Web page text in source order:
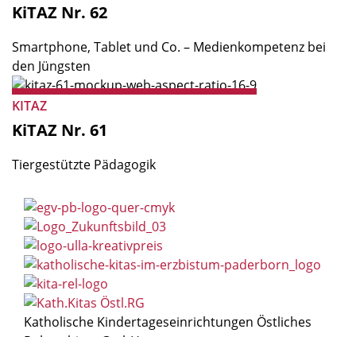
KiTAZ Nr. 62
Smartphone, Tablet und Co. – Medienkom­petenz bei
den Jüngsten
KITAZ
KiTAZ Nr. 61
Tiergestützte Pädagogik
Katholische Kindertageseinrichtungen Östliches